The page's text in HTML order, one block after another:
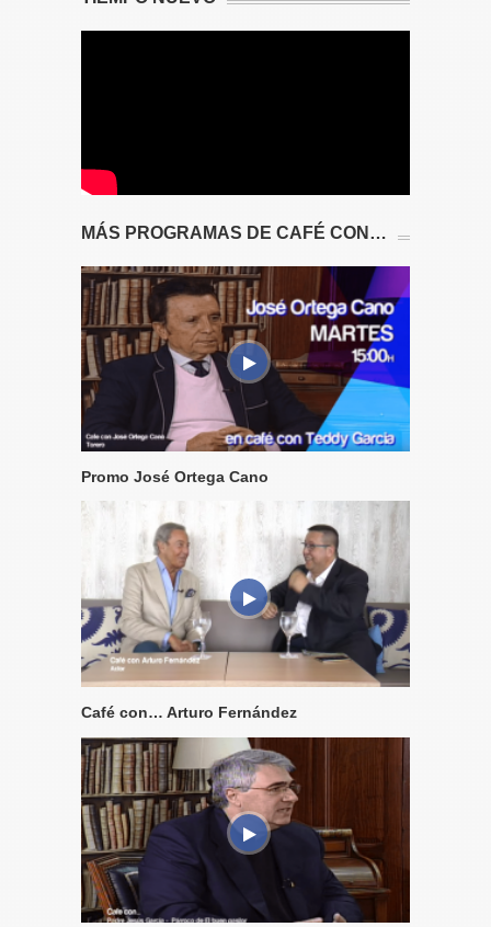
MÁS PROGRAMAS DE CAFÉ CON…
Promo José Ortega Cano
Café con… Arturo Fernández